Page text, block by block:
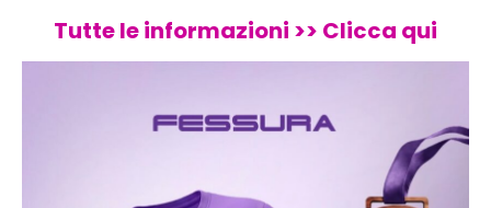
Tuttele informazioni >> Clicca qui